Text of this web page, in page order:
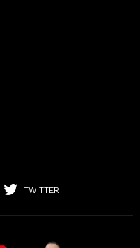
TWITTER